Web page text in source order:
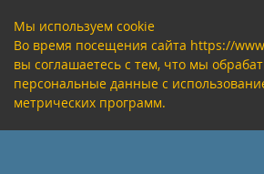
Мы используем cookie
Во время посещения сайта https://
вы соглашаетесь с тем, что мы
персональные данные с
метрических программ.